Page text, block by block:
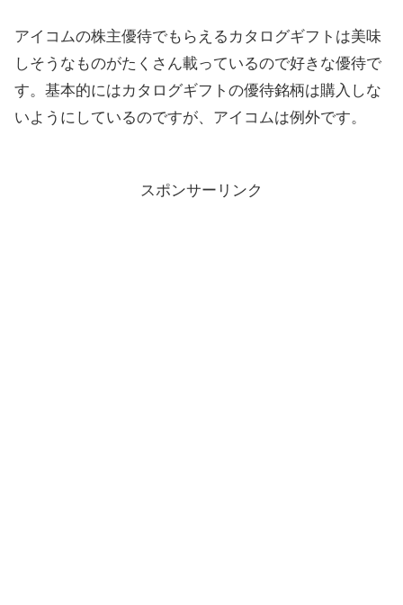
アイコムの株主優待でもらえるカタログギフトは美味
しそうなものがたくさん載っているので好きな優待で
す。基本的にはカタログギフトの優待銘柄は購入しな
いようにしているのですが、アイコムは例外です。
スポンサーリンク